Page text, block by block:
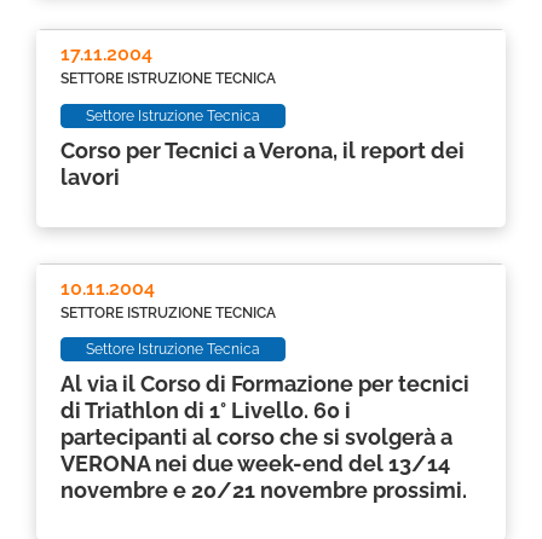
Corso per Tecnici a Verona, il report dei
lavori
SETTORE ISTRUZIONE TECNICA
17.11.2004
Settore Istruzione Tecnica
Al via il Corso di Formazione per tecnici
di Triathlon di 1° Livello. 60 i
partecipanti al corso che si svolgerà a
VERONA nei due week-end del 13/14
novembre e 20/21 novembre prossimi.
SETTORE ISTRUZIONE TECNICA
10.11.2004
Settore Istruzione Tecnica